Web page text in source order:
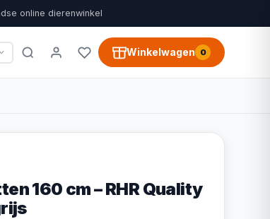
online dierenwinkel
Winkelwagen 0
160 cm – RHR Quality